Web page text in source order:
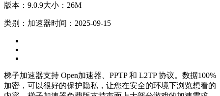
版本：9.0.9大小：26M
类别：加速器时间：2025-09-15
梯子加速器支持 Open加速器、PPTP 和 L2TP 协议。数据100%
加密，可以很好的保护隐私，让您在安全的环境下浏览想看的